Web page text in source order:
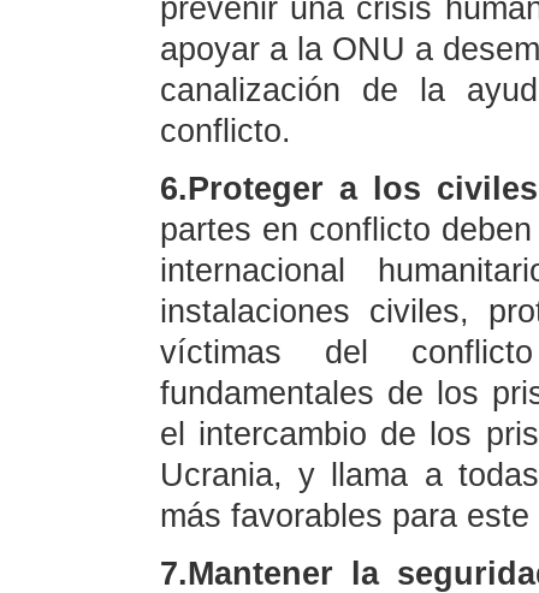
prevenir una crisis
apoyar a la ONU a
canalización de la
conflicto.
6.Proteger a los
partes en conflicto
internacional
instalaciones civiles,
víctimas del
fundamentales de los
el intercambio de los
Ucrania, y llama a
más favorables para
7.Mantener la